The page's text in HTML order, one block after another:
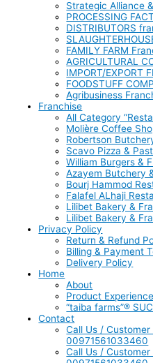
Strategic Alliance
PROCESSING
DISTRIBUTORS
FAMILY FARM
AGRICULTURAL
IMPORT/EXPORT
FOODSTUFF
Agribusiness
Franchise
All Category
Molière Coffee
Robertson
Scavo Pizza &
William Burgers &
Azayem Butchery
Bourj Hammod
Falafel ALhaji
Lilibet Bakery &
Lilibet Bakery &
Privacy Policy
Return & Refund
Billing & Payment
Delivery Policy
Home
About
Product Experience
“taiba farms”®
Contact
Call Us / Customer
00971561033460
Call Us /